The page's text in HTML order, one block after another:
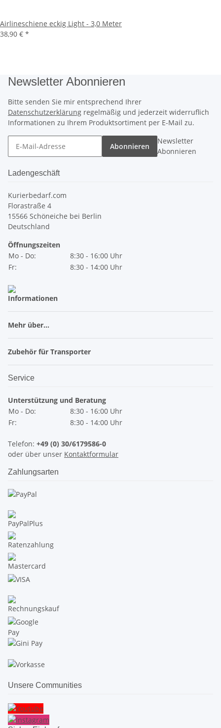
Airlineschiene eckig Light - 3,0 Meter
38,90 € *
Newsletter Abonnieren
Bitte senden Sie mir entsprechend Ihrer
Datenschutzerklärung regelmäßig und jederzeit widerruflich
Informationen zu Ihrem Produktsortiment per E-Mail zu.
Abonnieren
Newsletter
Abonnieren
Ladengeschäft
Kurierbedarf.com
Florastraße 4
15566 Schöneiche bei Berlin
Deutschland
Öffnungszeiten
Mo - Do:
8:30 - 16:00 Uhr
Fr:
8:30 - 14:00 Uhr
Informationen
Mehr über...
Zubehör für Transporter
Service
Unterstützung und Beratung
Mo - Do:
8:30 - 16:00 Uhr
Fr:
8:30 - 14:00 Uhr
Telefon: +49 (0) 30/6179586-0
oder über unser Kontaktformular
Zahlungsarten
Unsere Communities